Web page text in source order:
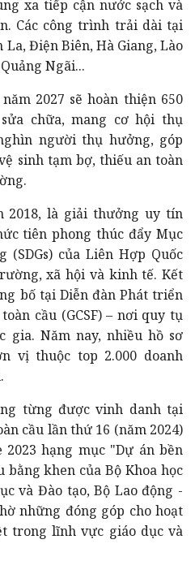
xa tiếp cận nước sạch và
Các công trình trải dài tại
Điện Biên, Hà Giang, Lào
Ngãi...
2027 sẽ hoàn thiện 650
chữa, mang cơ hội thụ
người thụ hưởng, góp
sinh tạm bợ, thiếu an toàn
2018, là giải thưởng uy tín
tiên phong thúc đẩy Mục
của Liên Hợp Quốc
xã hội và kinh tế. Kết
bố tại Diễn đàn Phát triển
cầu (GCSF) – nơi quy tụ
gia. Năm nay, nhiều hồ sơ
vị thuộc top 2.000 doanh
từng được vinh danh tại
cầu lần thứ 16 (năm 2024)
hạng mục "Dự án bền
khen của Bộ Khoa học
và Đào tạo, Bộ Lao động -
những đóng góp cho hoạt
trong lĩnh vực giáo dục và